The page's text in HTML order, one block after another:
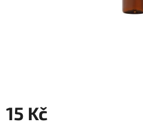
15 Kč